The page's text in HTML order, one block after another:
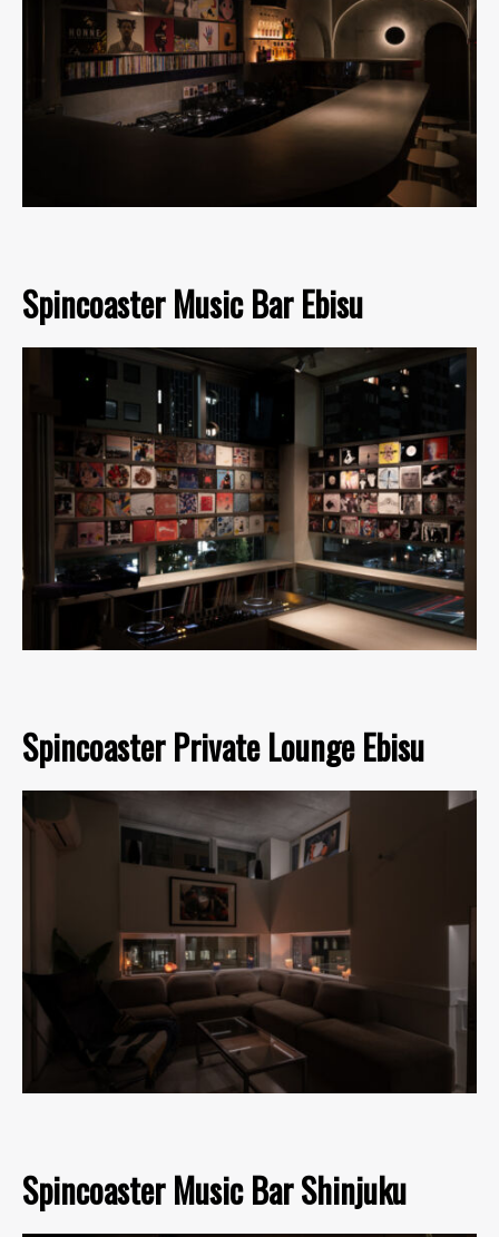
Spincoaster Music Bar Ebisu
Spincoaster Private Lounge Ebisu
Spincoaster Music Bar Shinjuku